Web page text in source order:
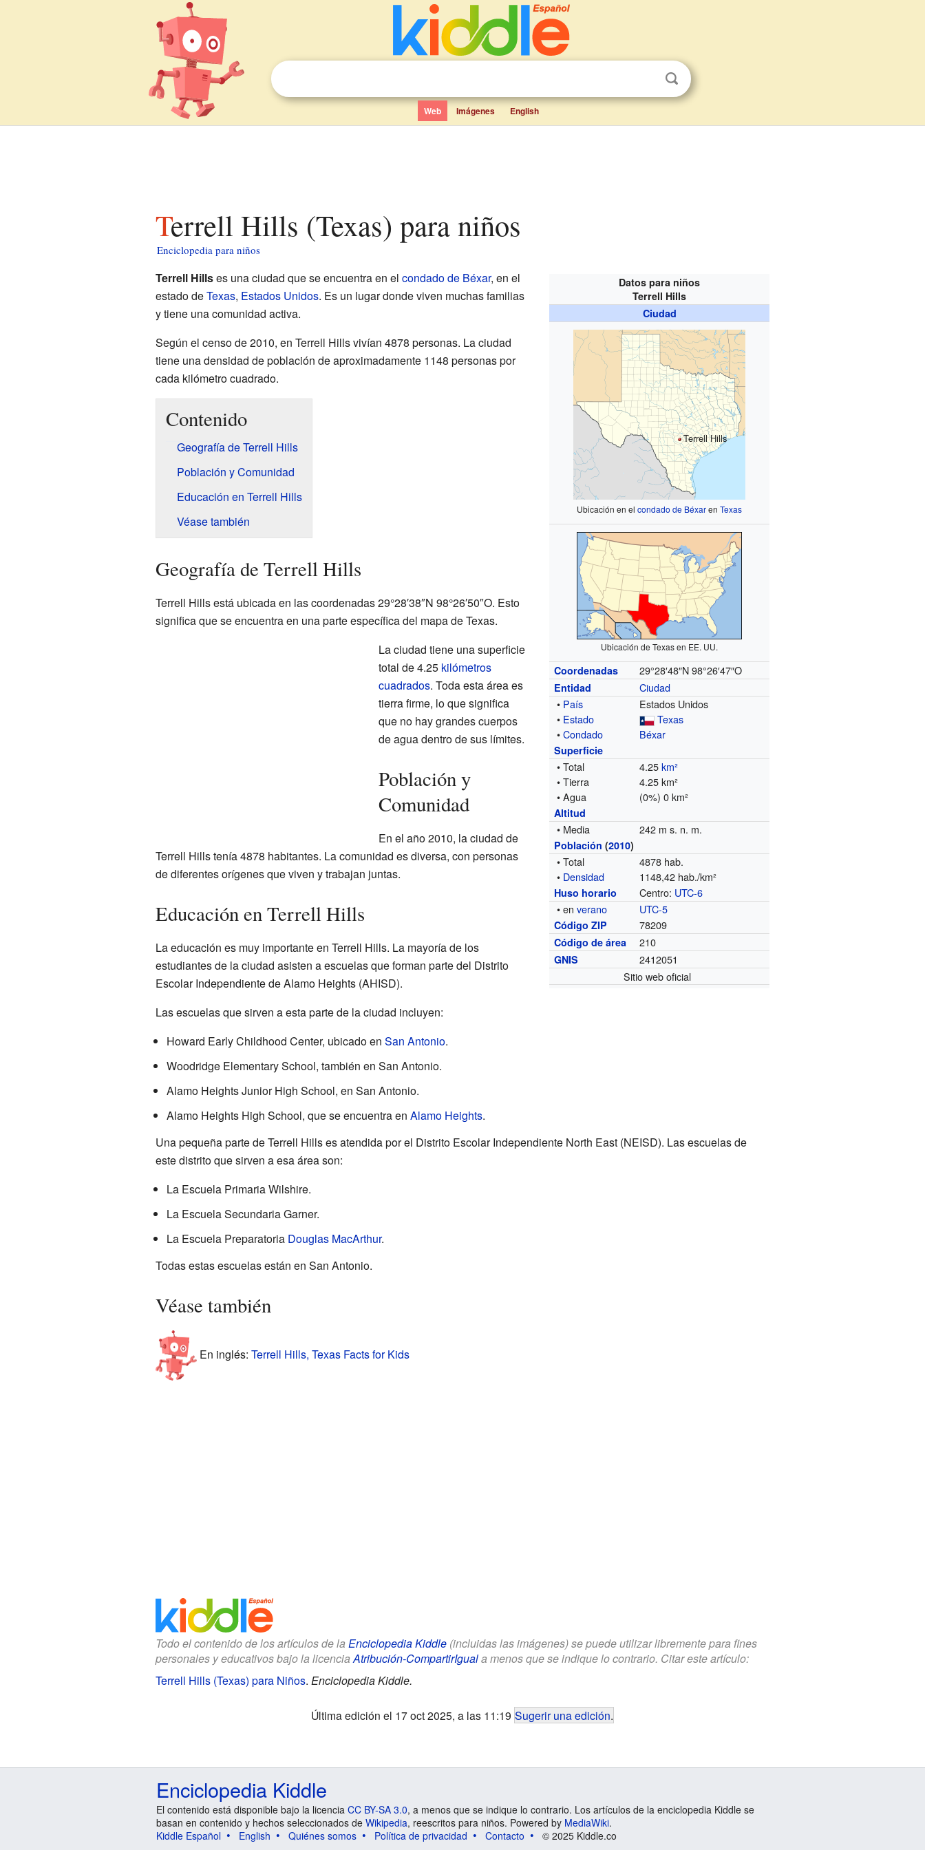
Web Imágenes English
Terrell Hills (Texas) para niños
Enciclopedia para niños
Datos para niños
Terrell Hills
Ciudad
Terrell Hills
Ubicación en elcondado de BéxarenTexas
Ubicación de Texas en EE. UU.
Coordenadas 29°28′48″N 98°26′47″O
Entidad
Ciudad
• País
Estados Unidos
• Estado
Texas
•Condado Béxar
Superficie
• Total 4.25km²
• Tierra
4.25 km²
• Agua
(0%) 0 km²
Altitud
• Media 242 m s. n. m.
Población (2010)
• Total
4878 hab.
• Densidad 1148,42 hab./km²
Huso horario Centro: UTC-6
• enverano UTC-5
Código ZIP 78209
Código de área 210
GNIS
2412051
Sitio web oficial
Terrell Hillses una ciudad que se encuentra en el condado de Béxar, en el
estado deTexas, Estados Unidos. Es un lugar donde viven muchas familias
y tiene una comunidad activa.
Según el censo de 2010, en Terrell Hills vivían 4878 personas. La ciudad
tiene una densidad de población de aproximadamente 1148 personas por
cada kilómetro cuadrado.
Contenido
Geografía de Terrell Hills
Población y Comunidad
Educación en Terrell Hills
Véase también
Geografía de Terrell Hills
Terrell Hills está ubicada en las coordenadas 29°28′38″N 98°26′50″O. Esto
significa que se encuentra en una parte específica del mapa de Texas.
La ciudad tiene una superficie
total de 4.25 kilómetros
cuadrados. Toda esta área es
tierra firme, lo que significa
que no hay grandes cuerpos
de agua dentro de sus límites.
Población y
Comunidad
En el año 2010, la ciudad de
Terrell Hills tenía 4878 habitantes. La comunidad es diversa, con personas
de diferentes orígenes que viven y trabajan juntas.
Educación en Terrell Hills
La educación es muy importante en Terrell Hills. La mayoría de los
estudiantes de la ciudad asisten a escuelas que forman parte del Distrito
Escolar Independiente de Alamo Heights (AHISD).
Las escuelas que sirven a esta parte de la ciudad incluyen:
Howard Early Childhood Center, ubicado en San Antonio.
Woodridge Elementary School, también en San Antonio.
Alamo Heights Junior High School, en San Antonio.
Alamo Heights High School, que se encuentra en Alamo Heights.
Una pequeña parte de Terrell Hills es atendida por el Distrito Escolar Independiente North East (NEISD). Las escuelas de
este distrito que sirven a esa área son:
La Escuela Primaria Wilshire.
La Escuela Secundaria Garner.
La Escuela Preparatoria Douglas MacArthur.
Todas estas escuelas están en San Antonio.
Véase también
En inglés: Terrell Hills, Texas Facts for Kids
Todo el contenido de los artículos de la Enciclopedia Kiddle(incluidas las imágenes) se puede utilizar libremente para fines
personales y educativos bajo la licenciaAtribución-CompartirIguala menos que se indique lo contrario. Citar este artículo:
Terrell Hills (Texas) para Niños. Enciclopedia Kiddle.
Última edición el 17 oct 2025, a las 11:19 Sugerir una edición.
Enciclopedia Kiddle
El contenido está disponible bajo la licencia CC BY-SA 3.0, a menos que se indique lo contrario. Los artículos de la enciclopedia Kiddle se
basan en contenido y hechos seleccionados de Wikipedia, reescritos para niños. Powered by MediaWiki.
Kiddle Español
English Quiénes somos Política de privacidad Contacto © 2025 Kiddle.co